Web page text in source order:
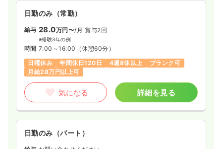
日勤のみ（常勤）
給与 28.0万円〜/月 賞与2回
※経験3年の例
時間 7:00～16:00 （休憩60分）
日曜休み
年間休日120日 4週8休以上
ブランク可
月給28万円以上可
気になる 詳細を見る
日勤のみ（パート）